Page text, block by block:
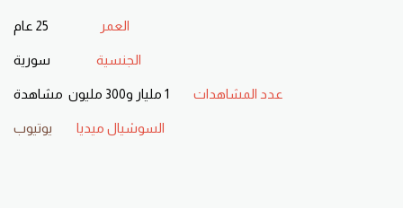
العمر
الجنسية
عدد المشاهدات
السوشيال ميديا يوتيوب